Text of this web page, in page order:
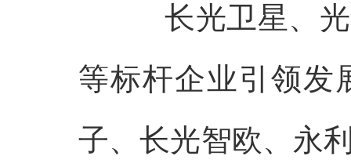
长光卫星、
等标杆企业引领发
子、长光智欧、永